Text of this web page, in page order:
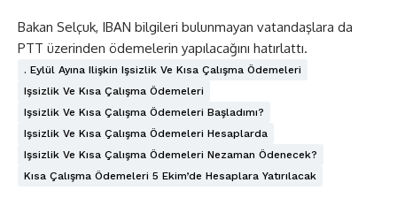
Bakan Selçuk, IBAN bilgileri bulunmayan vatandaşlara da
PTT üzerinden ödemelerin yapılacağını hatırlattı.
. Eylül Ayına Ilişkin Işsizlik Ve Kısa Çalışma Ödemeleri
Işsizlik Ve Kısa Çalışma Ödemeleri
Işsizlik Ve Kısa Çalışma Ödemeleri Başladımı?
Işsizlik Ve Kısa Çalışma Ödemeleri Hesaplarda
Işsizlik Ve Kısa Çalışma Ödemeleri Nezaman Ödenecek?
Kısa Çalışma Ödemeleri 5 Ekim’de Hesaplara Yatırılacak